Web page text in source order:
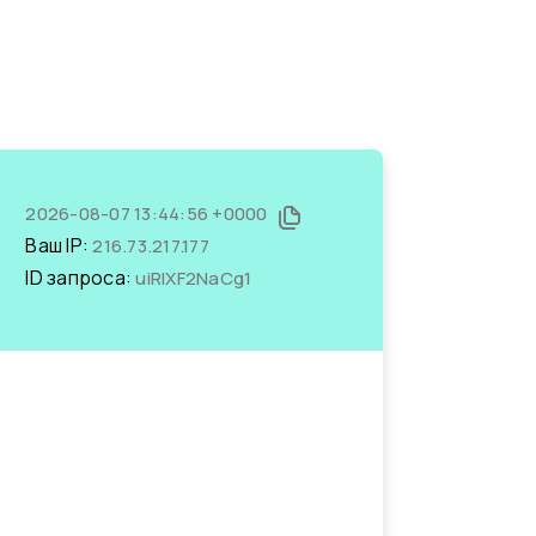
2026-08-07 13:44:56 +0000
Ваш IP:216.73.217.177
ID запроса:uiRlXF2NaCg1